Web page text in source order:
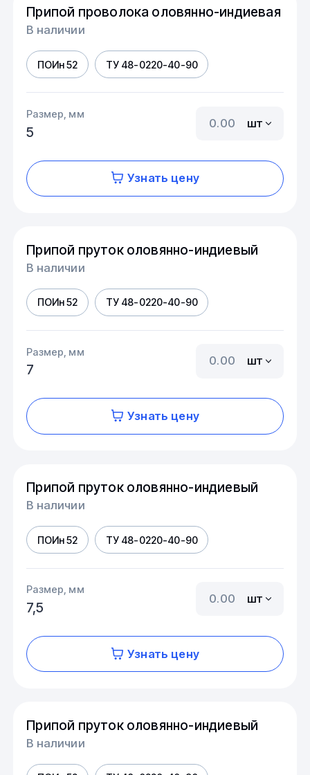
Припой проволока оловянно-индиевая
В наличии
ПОИн 52 ТУ 48-0220-40-90
Размер, мм
5
шт
Узнать цену
Припой пруток оловянно-индиевый
В наличии
ПОИн 52 ТУ 48-0220-40-90
Размер, мм
7
шт
Узнать цену
Припой пруток оловянно-индиевый
В наличии
ПОИн 52 ТУ 48-0220-40-90
Размер, мм
7,5
шт
Узнать цену
Припой пруток оловянно-индиевый
В наличии